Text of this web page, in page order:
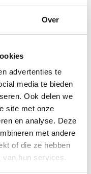
Over
advertenties te
media te bieden
Ook delen we
site met onze
en analyse. Deze
met andere
of die ze hebben
van hun services.
aan.
een nette, lichte
minder voegen een
wanden of plafonds.
dankzij de 9 mm‑dikte.
montageprofielen;